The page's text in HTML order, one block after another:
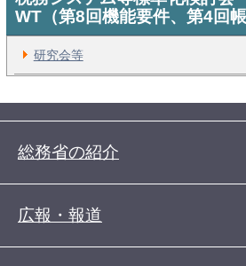
WT（第8回機能要件、第4回帳
研究会等
総務省の紹介
広報・報道